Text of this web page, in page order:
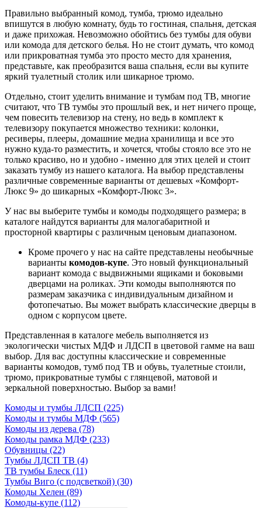
Правильно выбранный комод, тумба, трюмо идеально
впишутся в любую комнату, будь то гостиная, спальня, детская
и даже прихожая. Невозможно обойтись без тумбы для обуви
или комода для детского белья. Но не стоит думать, что комод
или прикроватная тумба это просто место для хранения,
представьте, как преобразится ваша спальня, если вы купите
яркий туалетный столик или шикарное трюмо.
Отдельно, стоит уделить внимание и тумбам под ТВ, многие
считают, что ТВ тумбы это прошлый век, и нет ничего проще,
чем повесить телевизор на стену, но ведь в комплект к
телевизору покупается множество техники: колонки,
ресиверы, плееры, домашние медиа хранилища и все это
нужно куда-то разместить, и хочется, чтобы стояло все это не
только красиво, но и удобно - именно для этих целей и стоит
заказать тумбу из нашего каталога. На выбор представлены
различные современные варианты от дешевых «Комфорт-
Люкс 9» до шикарных «Комфорт-Люкс 3».
У нас вы выберите тумбы и комоды подходящего размера; в
каталоге найдутся варианты для малогабаритной и
просторной квартиры с различным ценовым диапазоном.
Кроме прочего у нас на сайте представлены необычные
варианты комодов-купе. Это новый функциональный
вариант комода с выдвижными ящиками и боковыми
дверцами на роликах. Эти комоды выполняются по
размерам заказчика с индивидуальным дизайном и
фотопечатью. Вы может выбрать классические дверцы в
одном с корпусом цвете.
Представленная в каталоге мебель выполняется из
экологически чистых МДФ и ЛДСП в цветовой гамме на ваш
выбор. Для вас доступны классические и современные
варианты комодов, тумб под ТВ и обувь, туалетные стоили,
трюмо, прикроватные тумбы с глянцевой, матовой и
зеркальной поверхностью. Выбор за вами!
Комоды и тумбы ЛДСП (225)
Комоды и тумбы МДФ (565)
Комоды из дерева (78)
Комоды рамка МДФ (233)
Обувницы (22)
Тумбы ЛДСП ТВ (4)
ТВ тумбы Блеск (11)
Тумбы Виго (с подсветкой) (30)
Комоды Хелен (89)
Комоды-купе (112)